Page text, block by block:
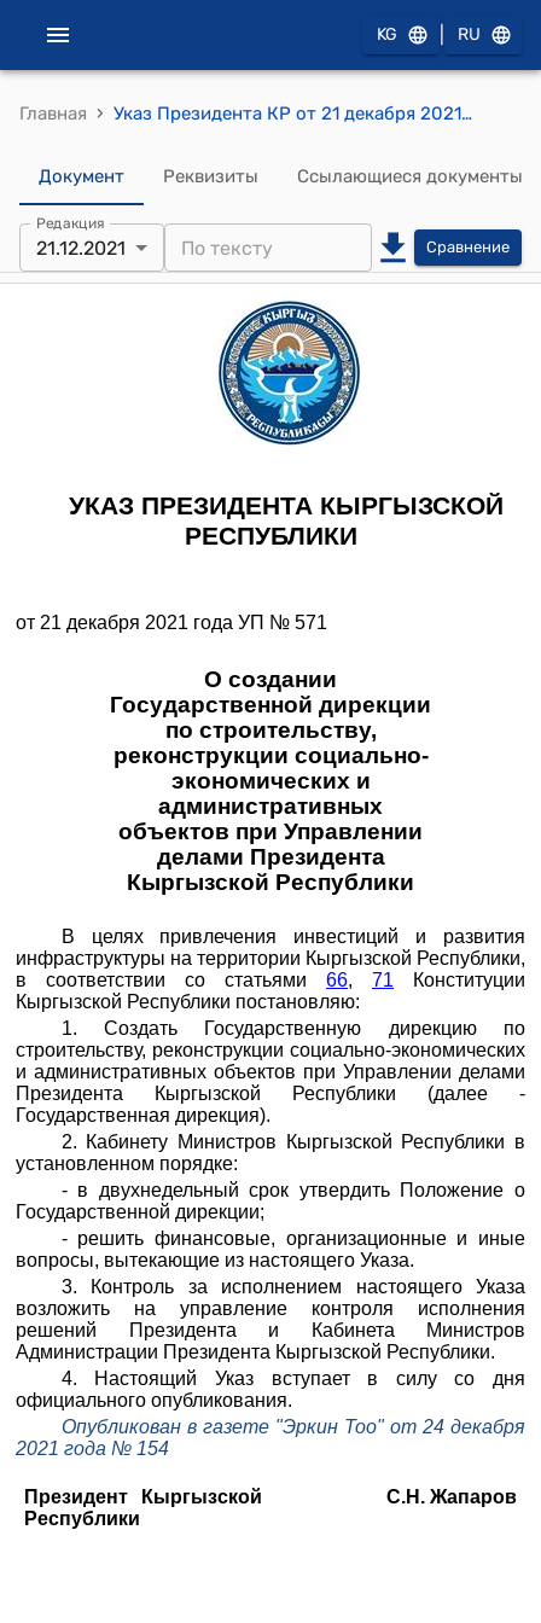
KG RU
Главная › Указ Президента КР от 21 декабря 2021 года УП № 571 "О создании Государственной дирекции по строительству, реконструкции социально-экономических и административных объектов при Управлении делами Президента Кыргызской Республики"
Документ Реквизиты Ссылающиеся документы
Редакция
21.12.2021 Сравнение